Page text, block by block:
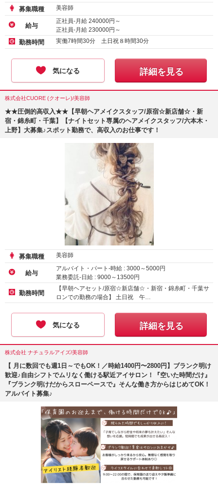
募集職種 美容師
給与
正社員-月給 240000円～
正社員-月給 230000円～
勤務時間 実働7時間30分 土日祝８時間30分
気になる 詳細を見る
株式会社CUORE (クオーレ)/美容師
★★圧倒的高収入★★【早朝ヘアメイクスタッフ/原宿☆新店舗☆・新
宿・錦糸町・千葉】【ナイトセット専属のヘアメイクスタッフ/六本木・
上野】大募集♪スポット勤務で、高収入のお仕事です！
募集職種 美容師
給与
アルバイト・パート-時給 : 3000～5000円
業務委託-日給 : 9000～ 13500円
勤務時間
【早朝ヘアセット/原宿☆新店舗☆・新宿・錦糸町・千葉サ
ロンでの勤務の場合】 土日祝 午…
気になる 詳細を見る
株式会社 ナチュラルアイズ/美容師
【 月に数回でも週1日～でもOK！／時給1400円〜2800円】ブランク明け
歓迎♪自由シフトでムリなく働ける駅近アイサロン！『空いた時間だけ』
『ブランク明けだからスローペースで』そんな働き方からはじめてOK！
アルバイト募集♪